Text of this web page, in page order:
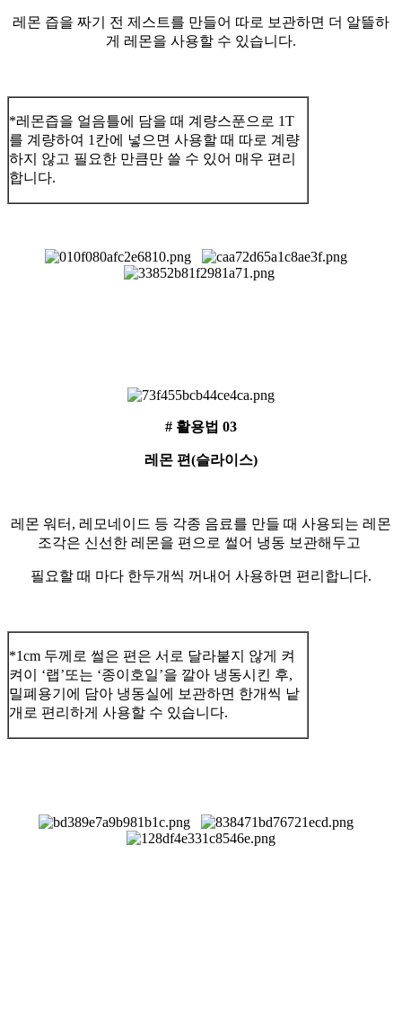
레몬 즙을 짜기 전 제스트를 만들어 따로 보관하면 더 알뜰하
게 레몬을 사용할 수 있습니다.
*레몬즙을 얼음틀에 담을 때 계량스푼으로 1T
를 계량하여 1칸에 넣으면 사용할 때 따로 계량
하지 않고 필요한 만큼만 쓸 수 있어 매우 편리
합니다.
# 활용법 03
레몬 편(슬라이스)
레몬 워터, 레모네이드 등 각종 음료를 만들 때 사용되는 레몬
조각은 신선한 레몬을 편으로 썰어 냉동 보관해두고
필요할 때 마다 한두개씩 꺼내어 사용하면 편리합니다.
*1cm 두께로 썰은 편은 서로 달라붙지 않게 켜
켜이 ‘랩’또는 ‘종이호일’을 깔아 냉동시킨 후,
밀폐용기에 담아 냉동실에 보관하면 한개씩 낱
개로 편리하게 사용할 수 있습니다.